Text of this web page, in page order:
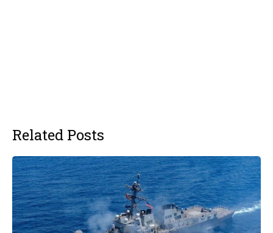
Related Posts